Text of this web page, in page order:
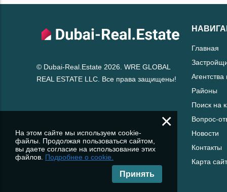
© Dubai-Real.Estate 2026. WRE GLOBAL
REAL ESTATE LLC. Все права защищены!
Главная
Районы
Поиск на
Вопрос-
Новости
Контакты
Карта
×
На этом сайте мы используем cookie-
файлы. Продолжая пользоваться сайтом,
вы даете согласие на использование этих
файлов. Подробнее о cookie.
Принять